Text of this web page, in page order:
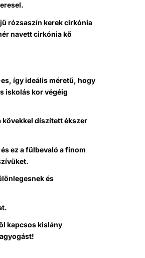
rózsaszín kerek cirkónia
navett cirkónia kő
így ideális méretű, hogy
iskolás kor végéig
díszített ékszer
ez a fülbevaló a finom
és
kapcsos kislány